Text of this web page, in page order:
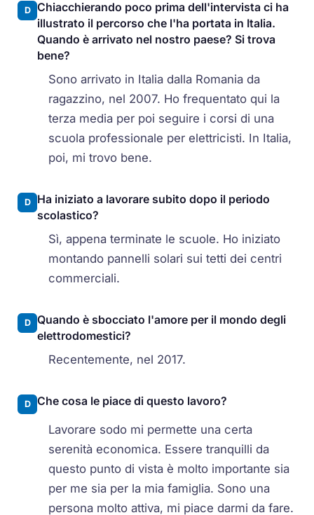
D
Chiacchierando poco prima dell'intervista ci ha
illustrato il percorso che l'ha portata in Italia.
Quando è arrivato nel nostro paese? Si trova
bene?
Sono arrivato in Italia dalla Romania da
ragazzino, nel 2007. Ho frequentato qui la
terza media per poi seguire i corsi di una
scuola professionale per elettricisti. In Italia,
poi, mi trovo bene.
D
Ha iniziato a lavorare subito dopo il periodo
scolastico?
Sì, appena terminate le scuole. Ho iniziato
montando pannelli solari sui tetti dei centri
commerciali.
D
Quando è sbocciato l'amore per il mondo degli
elettrodomestici?
Recentemente, nel 2017.
D Che cosa le piace di questo lavoro?
Lavorare sodo mi permette una certa
serenità economica. Essere tranquilli da
questo punto di vista è molto importante sia
per me sia per la mia famiglia. Sono una
persona molto attiva, mi piace darmi da fare.